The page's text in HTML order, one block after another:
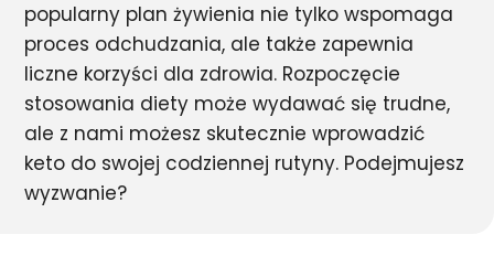
popularny plan żywienia nie tylko wspomaga
proces odchudzania, ale także zapewnia
liczne korzyści dla zdrowia. Rozpoczęcie
stosowania diety może wydawać się trudne,
ale z nami możesz skutecznie wprowadzić
keto do swojej codziennej rutyny. Podejmujesz
wyzwanie?